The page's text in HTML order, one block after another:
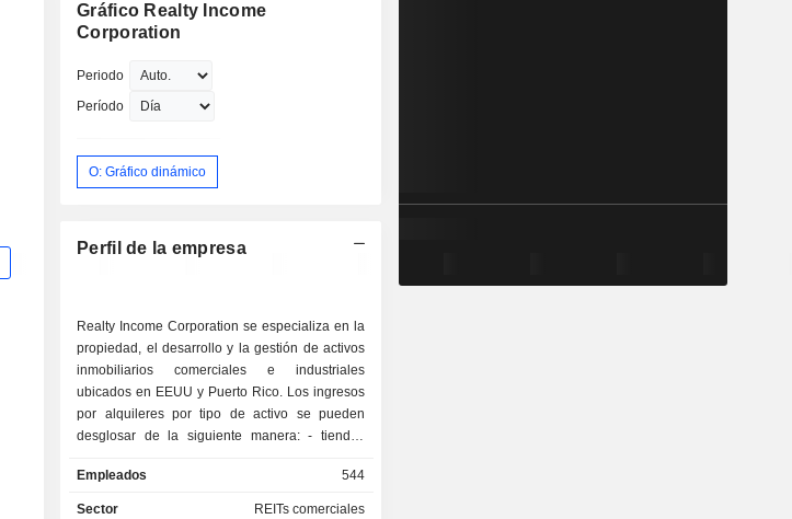
Gráfico Realty Income
Corporation
Periodo
Período
O: Gráfico dinámico
Perfil de la empresa
Realty Income Corporation se especializa en la
propiedad, el desarrollo y la gestión de activos
inmobiliarios comerciales e industriales
ubicados en EEUU y Puerto Rico. Los ingresos
por alquileres por tipo de activo se pueden
desglosar de la siguiente manera: - tiendas
%); - otros (4,7 %): oficinas, instalaciones
agroalimentarias, instalaciones de juego, etc. A
Empleados 544
Sector REITs comerciales